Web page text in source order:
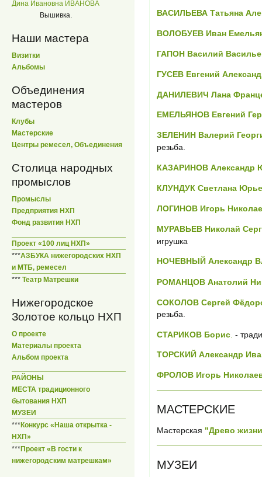
Дина Ивановна ИВАНОВА
Вышивка.
Наши мастера
Визитки
Альбомы
Объединения
мастеров
Клубы
Мастерские
Центры ремесел, Объединения
Столица народных
промыслов
Промыслы
Предприятия НХП
Фонд развития НХП
Проект «100 лиц НХП»
***АЗБУКА нижегородских НХП
и МТБ, ремесел
*** Театр Матрешки
Нижегородское
Золотое кольцо НХП
О проекте
Материалы проекта
Альбом проекта
РАЙОНЫ
МЕСТА традиционного
бытования НХП
МУЗЕИ
***Конкурс «Наша открытка -
НХП»
***Проект «В гости к
нижегородским матрешкам»
ВАСИЛЬЕВА Татьяна
ВОЛОБУЕВ Иван
ГАПОН Василий
ГУСЕВ Евгений
ДАНИЛЕВИЧ Лана
ЕМЕЛЬЯНОВ Евгений
ЗЕЛЕНИН Валерий
резьба.
КАЗАРИНОВ Александр
КЛУНДУК Светлана
ЛОГИНОВ Игорь
МУРАВЬЕВ Николай
игрушка
НОЧЕВНЫЙ Александр
РОМАНЦОВ Анатолий
СОКОЛОВ Сергей
резьба.
СТАРИКОВ Борис -
ТОРСКИЙ Александр
ФРОЛОВ Игорь
МАСТЕРСКИЕ
Мастерская "Древо
МУЗЕИ